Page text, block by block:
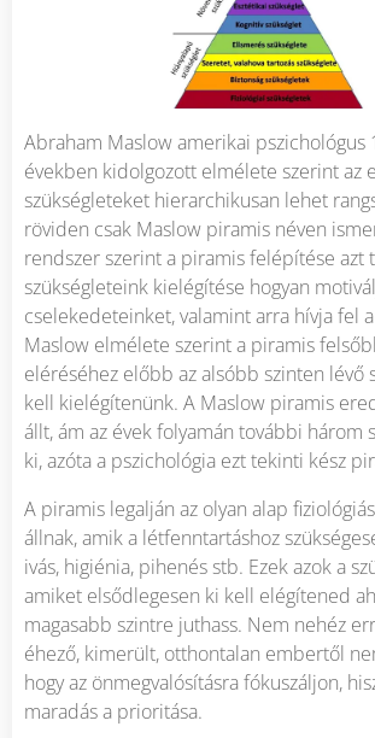
Abraham Maslow amerikai pszichológus
években kidolgozott elmélete szerint az
szükségleteket hierarchikusan lehet
röviden csak Maslow piramis néven
rendszer szerint a piramis felépítése azt
szükségleteink kielégítése hogyan
cselekedeteinket, valamint arra hívja fel
Maslow elmélete szerint a piramis
eléréséhez előbb az alsóbb szinten lévő
kell kielégítenünk. A Maslow piramis
állt, ám az évek folyamán további három
ki, azóta a pszichológia ezt tekinti kész
A piramis legalján az olyan alap
állnak, amik a létfenntartáshoz
ivás, higiénia, pihenés stb. Ezek azok a
amiket elsődlegesen ki kell elégítened
magasabb szintre juthass. Nem nehéz
éhező, kimerült, otthontalan embertől
hogy az önmegvalósításra fókuszáljon,
maradás a prioritása.